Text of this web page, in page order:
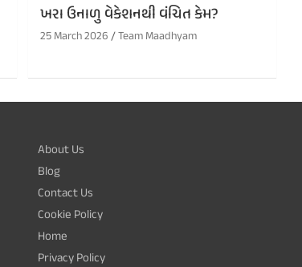
ખરા ઉનાળુ વેકેશનથી વંચિત કેમ?
25 March 2026 Team Maadhyam
About Us
Blog
Contact Us
Cookie Policy
Home
Privacy Policy